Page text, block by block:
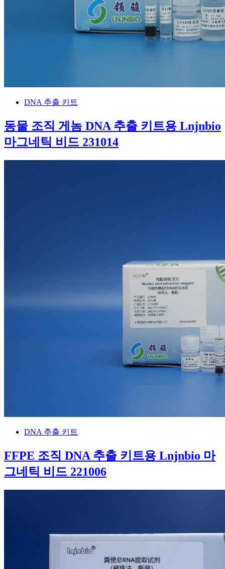
DNA 추출 키트
동물 조직 게놈 DNA 추출 키트용 Lnjnbio
마그네틱 비드 231014
DNA 추출 키트
FFPE 조직 DNA 추출 키트용 Lnjnbio 마
그네틱 비드 221006